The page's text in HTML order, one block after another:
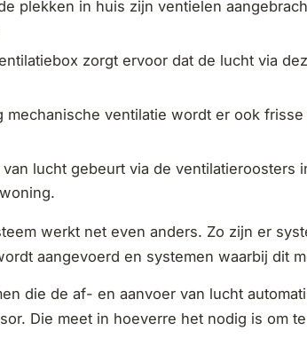
plekken in huis zijn ventielen
zorgt ervoor dat de lucht via
mechanische ventilatie wordt er ook
lucht gebeurt via de ventilatieroosters
werkt net even anders. Zo zijn er
aangevoerd en systemen waarbij dit
die de af- en aanvoer van lucht
Die meet in hoeverre het nodig is om